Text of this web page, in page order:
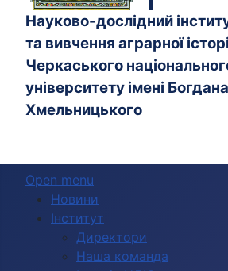
Науково-дослідний
та вивчення аграрної
Черкаського
університету імені Богдана
Хмельницького
Open menu
Новини
Інститут
Директори
Наша команда